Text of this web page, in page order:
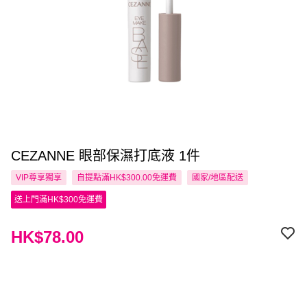
CEZANNE 眼部保濕打底液 1件
VIP尊享獨享 自提點滿HK$300.00免運費 國家/地區配送
送上門滿HK$300免運費
HK$78.00